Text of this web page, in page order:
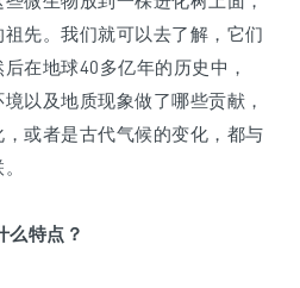
先。我们就可以去了解，它们
在地球40多亿年的历史中，
以及地质现象做了哪些贡献，
或者是古代气候的变化，都与
么特点？